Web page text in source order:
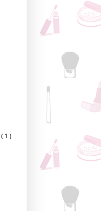
( 1 )